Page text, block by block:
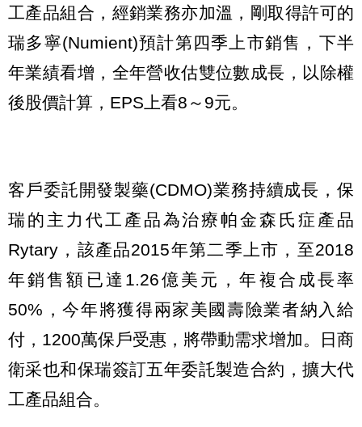
工產品組合，經銷業務亦加溫，剛取得許可的
瑞多寧(Numient)預計第四季上市銷售，下半
年業績看增，全年營收估雙位數成長，以除權
後股價計算，EPS上看8～9元。
客戶委託開發製藥(CDMO)業務持續成長，保
瑞的主力代工產品為治療帕金森氏症產品
Rytary，該產品2015年第二季上市，至2018
年銷售額已達1.26億美元，年複合成長率
50%，今年將獲得兩家美國壽險業者納入給
付，1200萬保戶受惠，將帶動需求增加。日商
衛采也和保瑞簽訂五年委託製造合約，擴大代
工產品組合。